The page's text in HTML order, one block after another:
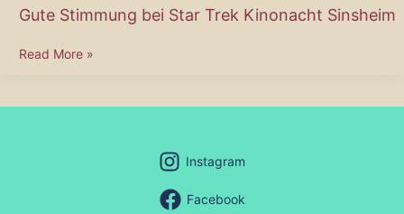
Gute Stimmung bei Star Trek Kinonacht Sinsheim
Gute
Read More »
Instagram
Facebook